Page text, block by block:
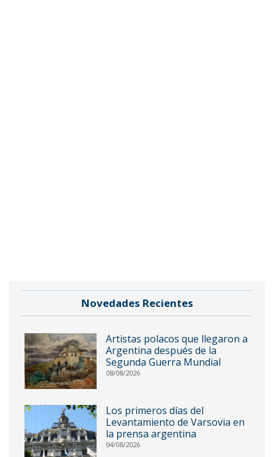
Novedades Recientes
Artistas polacos que llegaron a
Argentina después de la
Segunda Guerra Mundial
08/08/2026
Los primeros días del
Levantamiento de Varsovia en
la prensa argentina
04/08/2026